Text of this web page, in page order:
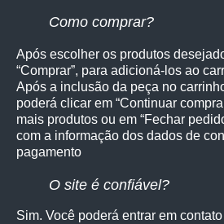
Como comprar?
Após escolher os produtos
“Comprar”, para adicioná-los ao
Após a inclusão da peça no
poderá clicar em “Continuar
mais produtos ou em “Fechar
com a informação dos dados de
pagamento
O site é confiável?
Sim. Você poderá entrar em